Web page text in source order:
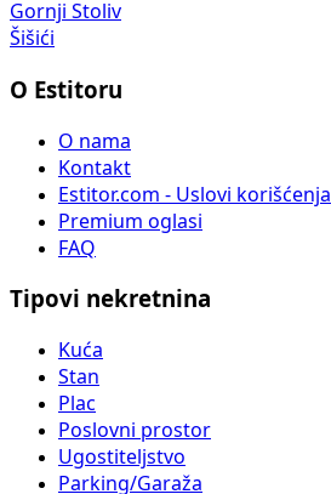
Gornji Stoliv
Šišići
O Estitoru
O nama
Kontakt
Estitor.com - Uslovi korišćenja
Premium oglasi
FAQ
Tipovi nekretnina
Kuća
Stan
Plac
Poslovni prostor
Ugostiteljstvo
Parking/Garaža